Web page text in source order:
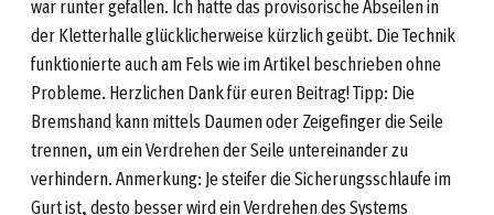
war runter gefallen. Ich hatte das provisorische Abseilen in
der Kletterhalle glücklicherweise kürzlich geübt. Die Technik
funktionierte auch am Fels wie im Artikel beschrieben ohne
Probleme. Herzlichen Dank für euren Beitrag! Tipp: Die
Bremshand kann mittels Daumen oder Zeigefinger die Seile
trennen, um ein Verdrehen der Seile untereinander zu
verhindern. Anmerkung: Je steifer die Sicherungsschlaufe im
Gurt ist, desto besser wird ein Verdrehen des Systems